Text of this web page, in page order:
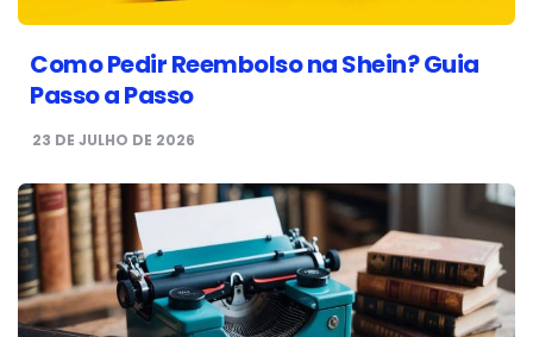
Como Pedir Reembolso na Shein? Guia
Passo a Passo
23 DE JULHO DE 2026